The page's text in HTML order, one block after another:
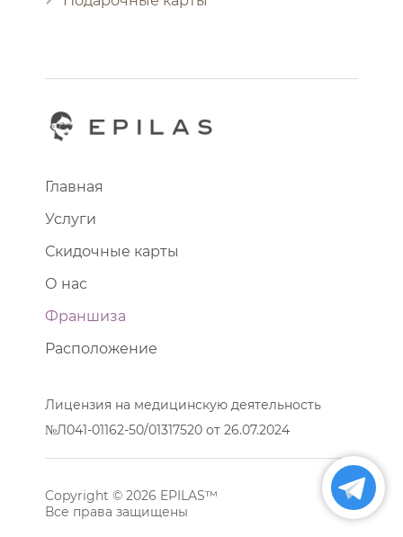
Главная
Услуги
Скидочные карты
О нас
Франшиза
Расположение
Лицензия на медицинскую деятельность
№Л041-01162-50/01317520 от 26.07.2024
Copyright © 2026 EPILAS™
Все права защищены